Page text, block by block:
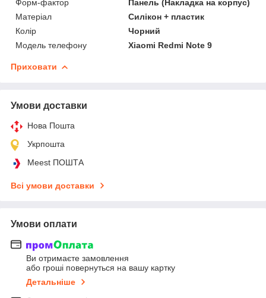
Форм-фактор
Панель (Накладка на корпус)
Матеріал
Силікон + пластик
Колір
Чорний
Модель телефону
Xiaomi Redmi Note 9
Приховати
Умови доставки
Нова Пошта
Укрпошта
Meest ПОШТА
Всі умови доставки
Умови оплати
Ви отримаєте замовлення
або гроші повернуться на вашу картку
Детальніше